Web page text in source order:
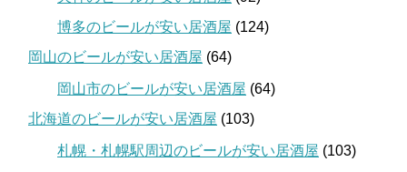
博多のビールが安い居酒屋 (124)
岡山のビールが安い居酒屋 (64)
岡山市のビールが安い居酒屋 (64)
北海道のビールが安い居酒屋 (103)
札幌・札幌駅周辺のビールが安い居酒屋 (103)